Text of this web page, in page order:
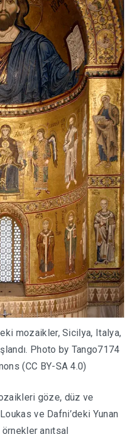
mozaikler, Sicilya, Italya,
Photo by Tango7174
(CC BY-SA 4.0)
göze, düz ve
ve Dafni’deki Yunan
anıtsal